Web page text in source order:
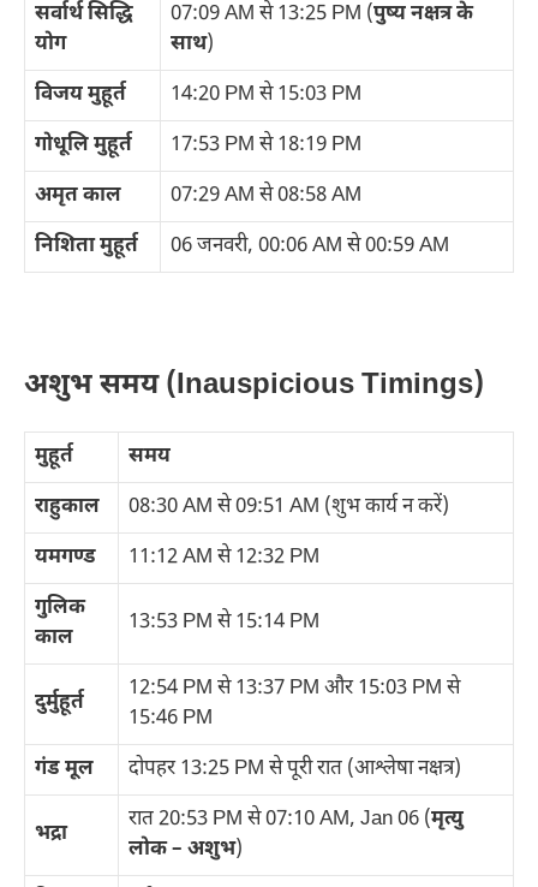
सर्वार्थ सिद्धि
योग
07:09 AM से 13:25 PM (पुष्य नक्षत्र के
साथ)
विजय मुहूर्त
14:20 PM से 15:03 PM
गोधूलि मुहूर्त
17:53 PM से 18:19 PM
अमृत काल
07:29 AM से 08:58 AM
निशिता मुहूर्त
06 जनवरी, 00:06 AM से 00:59 AM
अशुभ समय (Inauspicious Timings)
मुहूर्त
समय
राहुकाल
08:30 AM से 09:51 AM (शुभ कार्य न करें)
यमगण्ड
11:12 AM से 12:32 PM
गुलिक
काल
13:53 PM से 15:14 PM
दुर्मुहूर्त
12:54 PM से 13:37 PM और 15:03 PM से
15:46 PM
गंड मूल
दोपहर 13:25 PM से पूरी रात (आश्लेषा नक्षत्र)
भद्रा
रात 20:53 PM से 07:10 AM, Jan 06 (मृत्यु
लोक – अशुभ)